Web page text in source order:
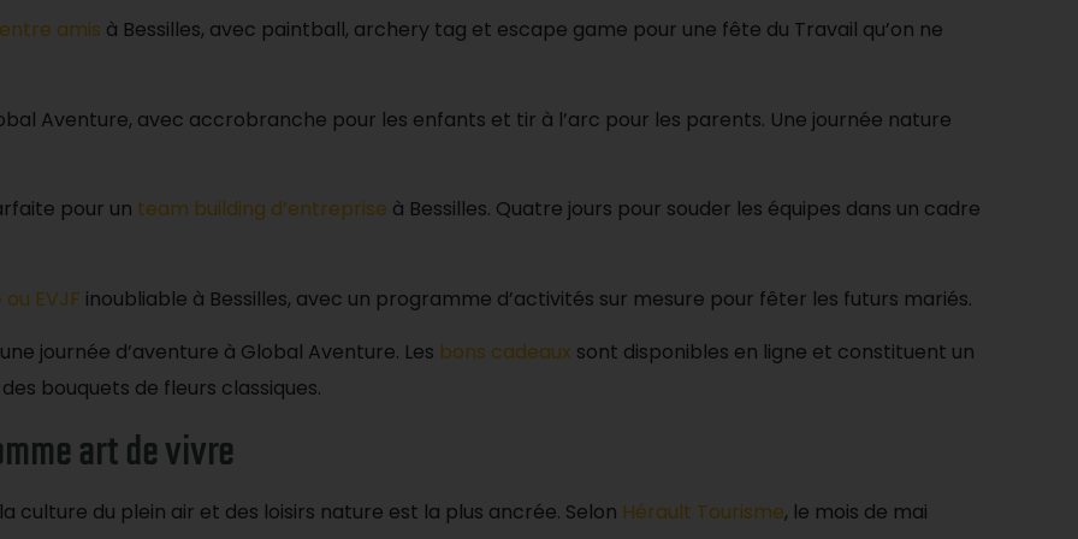
amis à Bessilles, avec paintball, archery tag et escape game pour une fête du Travail qu’on ne
Aventure, avec accrobranche pour les enfants et tir à l’arc pour les parents. Une journée nature
pour un team building d’entreprise à Bessilles. Quatre jours pour souder les équipes dans un cadre
ou EVJF inoubliable à Bessilles, avec un programme d’activités sur mesure pour fêter les futurs mariés.
journée d’aventure à Global Aventure. Les bons cadeaux sont disponibles en ligne et constituent un
bouquets de fleurs classiques.
art de vivre
culture du plein air et des loisirs nature est la plus ancrée. Selon Hérault Tourisme, le mois de mai